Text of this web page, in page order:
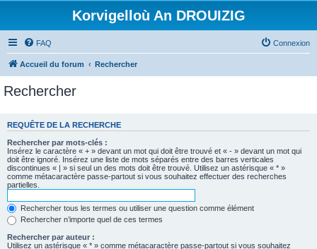
Korvigelloù An DROUIZIG
FAQ Connexion
Accueil du forum Rechercher
Rechercher
REQUÊTE DE LA RECHERCHE
Rechercher par mots-clés :
Insérez le caractère « + » devant un mot qui doit être trouvé et « - » devant un mot qui
doit être ignoré. Insérez une liste de mots séparés entre des barres verticales
discontinues « | » si seul un des mots doit être trouvé. Utilisez un astérisque « * »
comme métacaractère passe-partout si vous souhaitez effectuer des recherches
partielles.
Rechercher tous les termes ou utiliser une question comme élément
Rechercher n’importe quel de ces termes
Rechercher par auteur :
Utilisez un astérisque « * » comme métacaractère passe-partout si vous souhaitez